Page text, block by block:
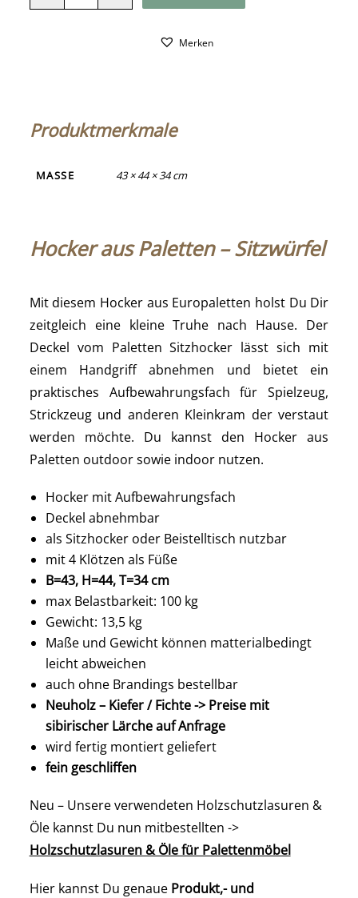
Merken
Produktmerkmale
MASSE 43 × 44 × 34 cm
Hocker aus Paletten – Sitzwürfel
Mit diesem Hocker aus Europaletten holst Du Dir
zeitgleich eine kleine Truhe nach Hause. Der
Deckel vom Paletten Sitzhocker lässt sich mit
einem Handgriff abnehmen und bietet ein
praktisches Aufbewahrungsfach für Spielzeug,
Strickzeug und anderen Kleinkram der verstaut
werden möchte. Du kannst den Hocker aus
Paletten outdoor sowie indoor nutzen.
Hocker mit Aufbewahrungsfach
Deckel abnehmbar
als Sitzhocker oder Beistelltisch nutzbar
mit 4 Klötzen als Füße
B=43, H=44, T=34 cm
max Belastbarkeit: 100 kg
Gewicht: 13,5 kg
Maße und Gewicht können matterialbedingt
leicht abweichen
auch ohne Brandings bestellbar
Neuholz – Kiefer / Fichte -> Preise mit
sibirischer Lärche auf Anfrage
wird fertig montiert geliefert
fein geschliffen
Neu – Unsere verwendeten Holzschutzlasuren &
Öle kannst Du nun mitbestellten ->
Holzschutzlasuren & Öle für Palettenmöbel
Hier kannst Du genaue Produkt,- und